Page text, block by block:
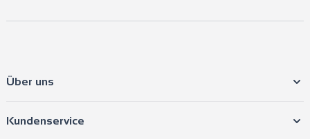
Über uns
Kundenservice